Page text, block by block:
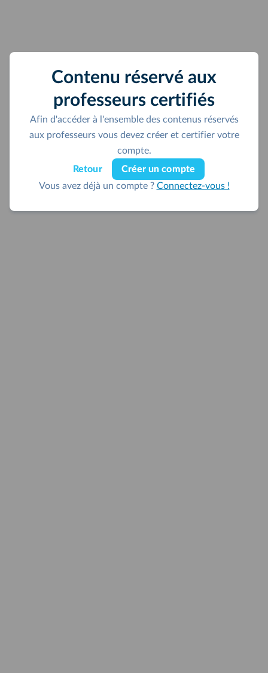
Contenu réservé aux
professeurs certifiés
Afin d'accéder à l'ensemble des contenus réservés
aux professeurs vous devez créer et certifier votre
compte.
Retour
Créer un compte
Vous avez déjà un compte ? Connectez-vous !